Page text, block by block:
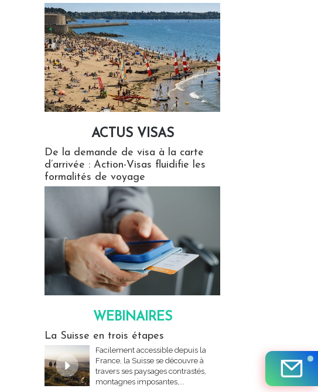
ACTUS VISAS
De la demande de visa à la carte
d’arrivée : Action-Visas fluidifie les
formalités de voyage
WEBINAIRES
La Suisse en trois étapes
Facilement accessible depuis la
France, la Suisse se découvre à
travers ses paysages contrastés,
montagnes imposantes,...